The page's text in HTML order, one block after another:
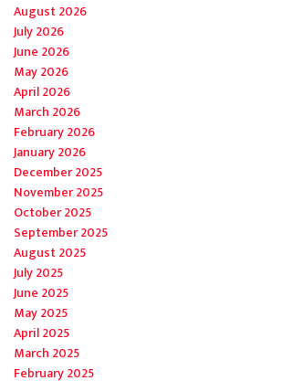
August 2026
July 2026
June 2026
May 2026
April 2026
March 2026
February 2026
January 2026
December 2025
November 2025
October 2025
September 2025
August 2025
July 2025
June 2025
May 2025
April 2025
March 2025
February 2025